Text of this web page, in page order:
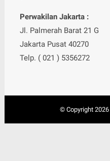
Perwakilan Jakarta :
Jl. Palmerah Barat 21 G
Jakarta Pusat 40270
Telp. ( 021 ) 5356272
© Copyright2026